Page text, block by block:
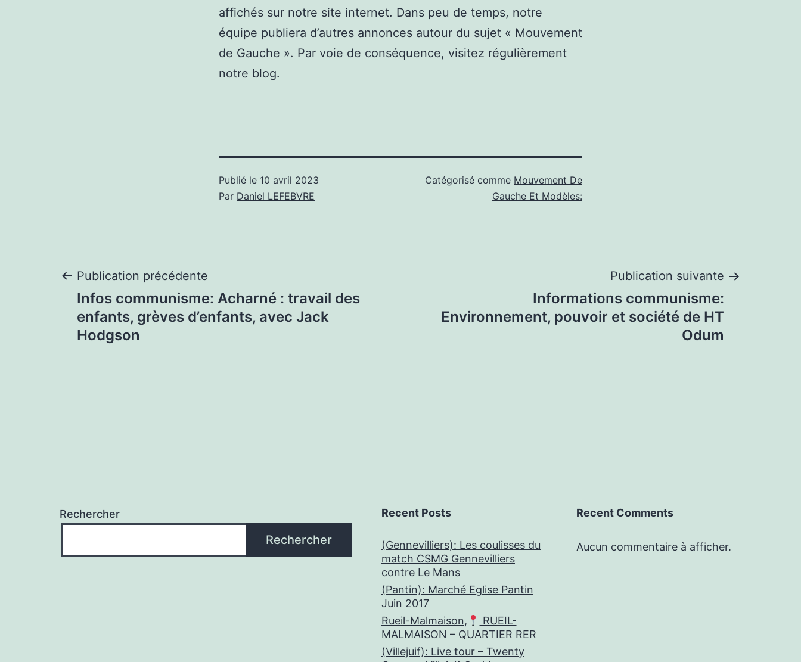
affichés sur notre site internet. Dans peu de temps, notre
équipe publiera d’autres annonces autour du sujet « Mouvement
de Gauche ». Par voie de conséquence, visitez régulièrement
notre blog.
Publié le 10 avril 2023
Par Daniel LEFEBVRE
Catégorisé comme Mouvement De
Gauche Et Modèles:
Navigation
de
Publication précédente
Infos communisme: Acharné : travail des
enfants, grèves d’enfants, avec Jack
Hodgson
Publication suivante
Informations communisme:
Environnement, pouvoir et société de HT
Odum
Rechercher
Rechercher
Recent Posts
(Gennevilliers): Les coulisses du
match CSMG Gennevilliers
contre Le Mans
(Pantin): Marché Eglise Pantin
Juin 2017
Rueil-Malmaison,
RUEIL-
MALMAISON – QUARTIER RER
(Villejuif): Live tour – Twenty
Recent Comments
Aucun commentaire à afficher.